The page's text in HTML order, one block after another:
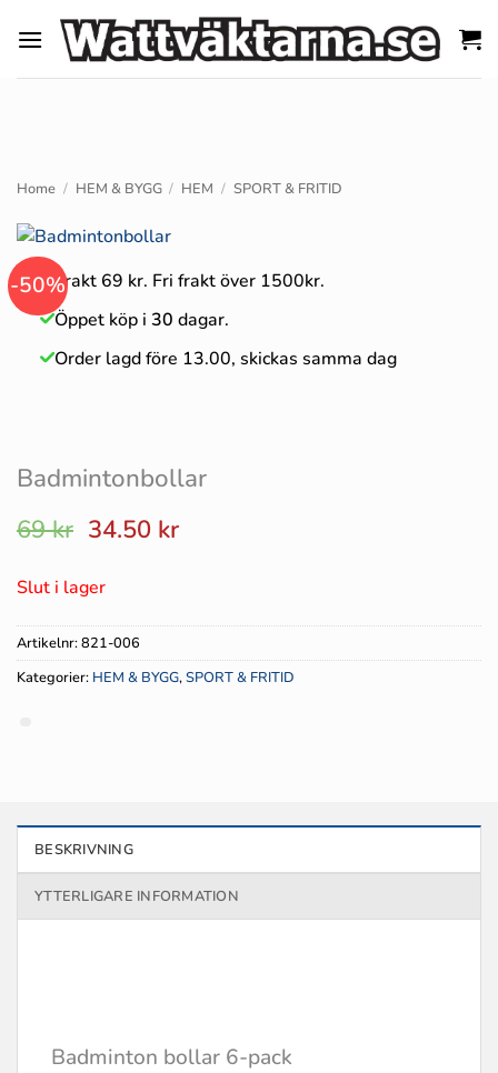
Home / HEM & BYGG / HEM / SPORT & FRITID
-50%Frakt 69 kr. Fri frakt över 1500kr.
Öppet köp i 30 dagar.
Order lagd före 13.00, skickas samma dag
Badmintonbollar
69kr Det
priset
var:
69 kr.
34.50 krDet
34.50 kr.
Slut i lager
Artikelnr:821-006
Kategorier: HEM & BYGG,SPORT & FRITID
BESKRIVNING
YTTERLIGARE INFORMATION
Badminton bollar 6-pack